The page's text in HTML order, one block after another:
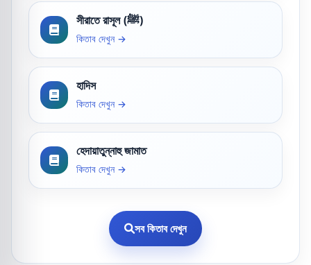
সীরাতে রাসূল (ﷺ)
কিতাব দেখুন →
হাদিস
কিতাব দেখুন →
হেদায়াতুন্নাহু জামাত
কিতাব দেখুন →
সব কিতাব দেখুন